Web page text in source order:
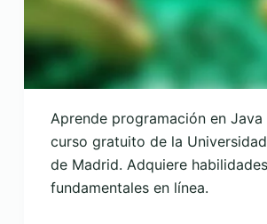
Aprende programación en Java
curso gratuito de la
de Madrid. Adquiere
fundamentales en línea.